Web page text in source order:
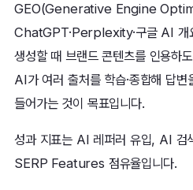
GEO(Generative Engine
ChatGPT·Perplexity·구글 AI 개
생성할 때 브랜드 콘텐츠를 인용하
AI가 여러 출처를 학습·종합해 답
들어가는 것이 목표입니다.
성과 지표는 AI 레퍼러 유입, AI 검
SERP Features 점유율입니다.